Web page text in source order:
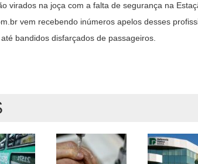
virados na joça com a falta de segurança na
vem recebendo inúmeros apelos desses
bandidos disfarçados de passageiros.